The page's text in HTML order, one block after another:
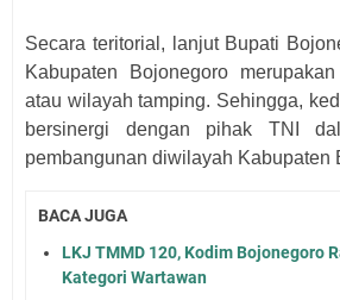
Secara teritorial, lanjut Bupati
Kabupaten Bojonegoro
atau wilayah tamping. Sehingga,
bersinergi dengan pihak TNI
pembangunan diwilayah Kabupaten
BACA JUGA
LKJ TMMD 120, Kodim Bojonegoro
Kategori Wartawan